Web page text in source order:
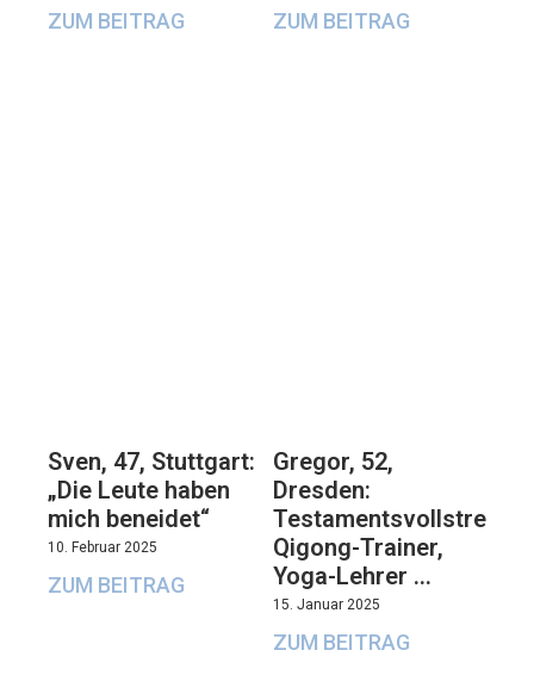
ZUM BEITRAG ZUM BEITRAG
Sven, 47, Stuttgart:
„Die Leute haben
mich beneidet“
10. Februar 2025
ZUM BEITRAG
Gregor, 52,
Dresden:
Qigong-Trainer,
Yoga-Lehrer …
15. Januar 2025
ZUM BEITRAG